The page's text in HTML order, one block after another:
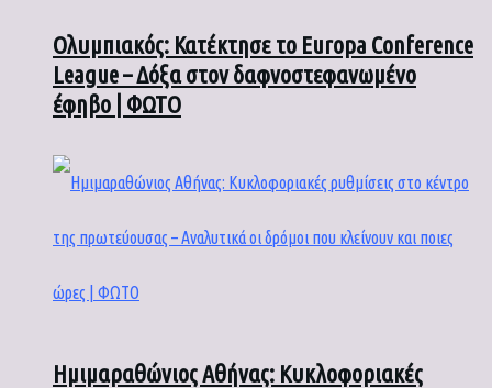
Ολυμπιακός: Κατέκτησε το Europa Conference
League – Δόξα στον δαφνοστεφανωμένο
έφηβο | ΦΩΤΟ
Ημιμαραθώνιος Αθήνας: Κυκλοφοριακές